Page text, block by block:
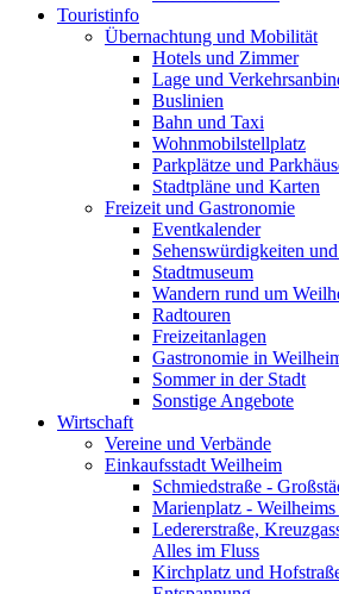
Touristinfo
Übernachtung und Mobilität
Hotels und Zimmer
Lage und
Buslinien
Bahn und Taxi
Wohnmobilstellplatz
Parkplätze und
Stadtpläne und Karten
Freizeit und Gastronomie
Eventkalender
Sehenswürdigkeiten
Stadtmuseum
Wandern rund um
Radtouren
Freizeitanlagen
Gastronomie in
Sommer in der Stadt
Sonstige Angebote
Wirtschaft
Vereine und Verbände
Einkaufsstadt Weilheim
Schmiedstraße -
Marienplatz - Weilheims
Ledererstraße,
Alles im Fluss
Kirchplatz und